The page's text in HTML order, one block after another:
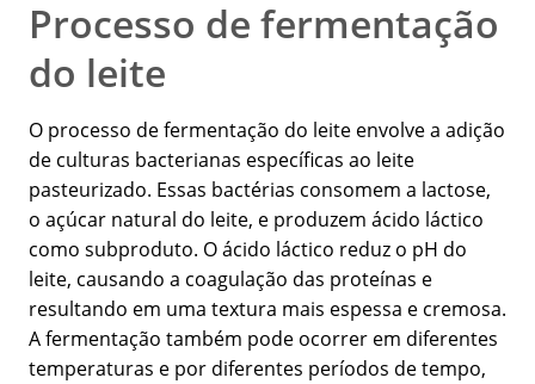
Processo de fermentação
do leite
O processo de fermentação do leite envolve a adição
de culturas bacterianas específicas ao leite
pasteurizado. Essas bactérias consomem a lactose,
o açúcar natural do leite, e produzem ácido láctico
como subproduto. O ácido láctico reduz o pH do
leite, causando a coagulação das proteínas e
resultando em uma textura mais espessa e cremosa.
A fermentação também pode ocorrer em diferentes
temperaturas e por diferentes períodos de tempo,